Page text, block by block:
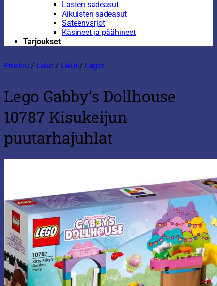
Lasten sadeasut
Aikuisten sadeasut
Sateenvarjot
Käsineet ja päähineet
Tarjoukset
Etusivu / Lelut / Lelut / Legot
Lego Gabby’s Dollhouse
10787 Kisukeijun
puutarhajuhlat